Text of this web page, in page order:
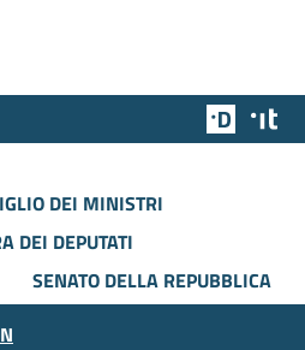
Team
DEI MINISTRI
DEI DEPUTATI
SENATO DELLA REPUBBLICA